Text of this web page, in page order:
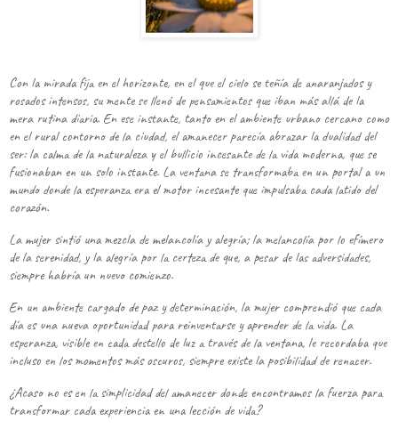
Con la mirada fija en el horizonte, en el que el cielo se teñía de anaranjados y
rosados intensos, su mente se llenó de pensamientos que iban más allá de la
mera rutina diaria. En ese instante, tanto en el ambiente urbano cercano como
en el rural contorno de la ciudad, el amanecer parecía abrazar la dualidad del
ser: la calma de la naturaleza y el bullicio incesante de la vida moderna, que se
fusionaban en un solo instante. La ventana se transformaba en un portal a un
mundo donde la esperanza era el motor incesante que impulsaba cada latido del
corazón.
La mujer sintió una mezcla de melancolía y alegría; la melancolía por lo efímero
de la serenidad, y la alegría por la certeza de que, a pesar de las adversidades,
siempre habría un nuevo comienzo.
En un ambiente cargado de paz y determinación, la mujer comprendió que cada
día es una nueva oportunidad para reinventarse y aprender de la vida. La
esperanza, visible en cada destello de luz a través de la ventana, le recordaba que
incluso en los momentos más oscuros, siempre existe la posibilidad de renacer.
¿Acaso no es en la simplicidad del amanecer donde encontramos la fuerza para
transformar cada experiencia en una lección de vida?